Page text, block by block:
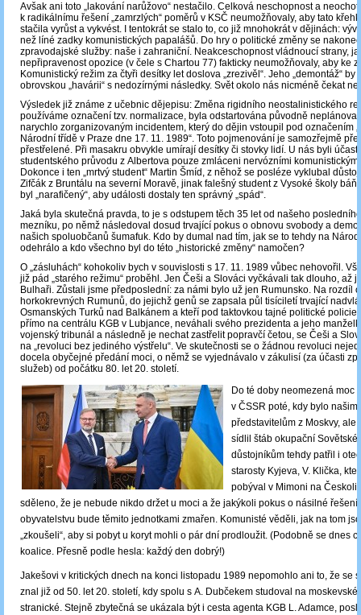
Avšak ani toto „lakování narůžovo“ nestačilo. Celková neschopnost a
k radikálnímu řešení „zamrzlých“ poměrů v KSČ neumožňovaly, aby tato
stačila vyrůst a vykvést. I tentokrát se stalo to, co již mnohokrát v dějinách:
než líné zadky komunistických papalášů. Do hry o politické změny se
zpravodajské služby: naše i zahraniční. Neakceschopnost vládnoucí strany,
nepřipravenost opozice (v čele s Chartou 77) fakticky neumožňovaly, aby ke
Komunistický režim za čtyři desítky let doslova „zrezivěl“. Jeho „demontáž“ by
obrovskou „havárii“ s nedozírnými následky. Svět okolo nás nicméně čekat
Výsledek již známe z učebnic dějepisu: Změna rigidního neostalinistického
používáme označení tzv. normalizace, byla odstartována původně
narychlo zorganizovaným incidentem, který do dějin vstoupil pod označením
Národní třídě v Praze dne 17. 11. 1989“. Toto pojmenování je samozřejmě
přestřelené. Při masakru obvykle umírají desítky či stovky lidí. U nás byli
studentského průvodu z Albertova pouze zmláceni nervózními
Dokonce i ten „mrtvý student“ Martin Šmíd, z něhož se posléze vyklubal
Zifčák z Bruntálu na severní Moravě, jinak falešný student z Vysoké školy
byl „narafičený“, aby události dostaly ten správný „spád“.
Jaká byla skutečná pravda, to je s odstupem těch 35 let od našeho
mezníku, po němž následoval dosud trvající pokus o obnovu svobody a
našich spoluobčanů šumafuk. Kdo by dumal nad tím, jak se to tehdy na
odehrálo a kdo všechno byl do této „historické změny“ namočen?
O „zásluhách“ kohokoliv bych v souvislosti s 17. 11. 1989 vůbec nehovořil.
již pád „starého režimu“ proběhl. Jen Češi a Slováci vyčkávali tak dlouho, až
Bulhaři. Zůstali jsme předposlední: za námi bylo už jen Rumunsko. Na rozdíl
horkokrevných Rumunů, do jejichž genů se zapsala půl tisíciletí trvající
Osmanských Turků nad Balkánem a kteří pod taktovkou tajné politické
přímo na centrálu KGB v Lubjance, neváhali svého prezidenta a jeho
vojenský tribunál a následně je nechat zastřelit popravčí četou, se Češi a
na „revoluci bez jediného výstřelu“. Ve skutečnosti se o žádnou revoluci
docela obyčejné předání moci, o němž se vyjednávalo v zákulisí (za účasti
služeb) od počátku 80. let 20. století.
Do té doby neomezená moc
v ČSSR poté, kdy bylo našim
představitelům z Moskvy, ale
sídlil štáb okupační Sovětské
důstojníkům tehdy patřil i
starosty Kyjeva, V. Klička,
pobýval v Mimoni na
sděleno, že je nebude nikdo držet u moci a že jakýkoli pokus o násilné řešení
obyvatelstvu bude těmito jednotkami zmařen. Komunisté věděli, jak na tom
„zkoušeli“, aby si pobyt u koryt mohli o pár dní prodloužit. (Podobně se dnes
koalice. Přesně podle hesla: každý den dobrý!)
Jakešovi v kritických dnech na konci listopadu 1989 nepomohlo ani to, že se
znal již od 50. let 20. století, kdy spolu s A. Dubčekem studoval na moskevské
stranické. Stejně zbytečná se ukázala být i cesta agenta KGB L. Adamce,